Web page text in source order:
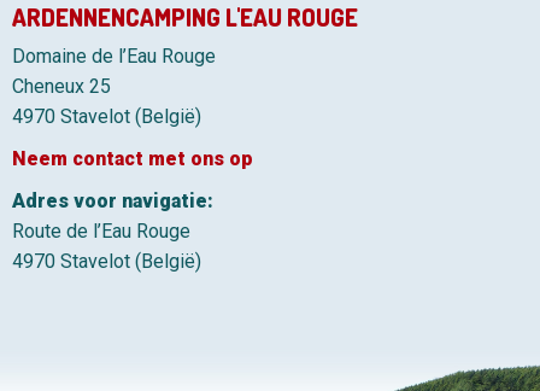
ARDENNENCAMPING L'EAU ROUGE
Domaine de l’Eau Rouge
Cheneux 25
4970 Stavelot (België)
Neem contact met ons op
Adres voor navigatie:
Route de l’Eau Rouge
4970 Stavelot (België)